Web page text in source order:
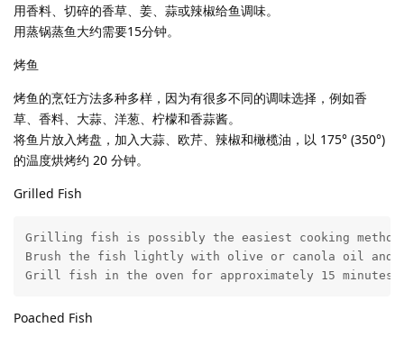
用香料、切碎的香草、姜、蒜或辣椒给鱼调味。
用蒸锅蒸鱼大约需要15分钟。
烤鱼
烤鱼的烹饪方法多种多样，因为有很多不同的调味选择，例如香
草、香料、大蒜、洋葱、柠檬和香蒜酱。
将鱼片放入烤盘，加入大蒜、欧芹、辣椒和橄榄油，以 175° (350°)
的温度烘烤约 20 分钟。
Grilled Fish
Grilling fish is possibly the easiest cooking
Brush the fish lightly with olive or canola oil and
Grill fish in the oven for approximately 15
Poached Fish